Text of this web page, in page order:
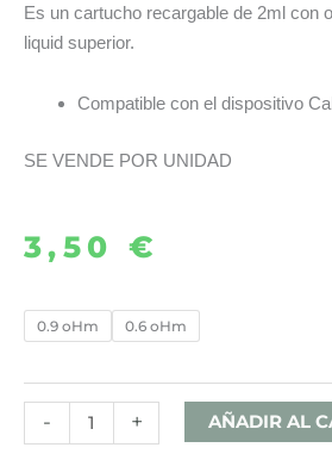
Es un cartucho recargable de 2ml con
liquid superior.
Compatible con el dispositivo
SE VENDE POR UNIDAD
3,50 €
0.9 oHm 0.6 oHm
-
CARTUCHO
G3
UWELL
+ AÑADIR AL